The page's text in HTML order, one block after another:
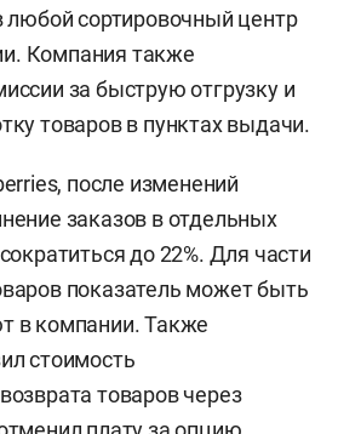
сортировочный центр
Компания также
за быструю отгрузку и
товаров в пунктах выдачи.
после изменений
заказов в отдельных
до 22%. Для части
показатель может быть
в компании. Также
стоимость
товаров через